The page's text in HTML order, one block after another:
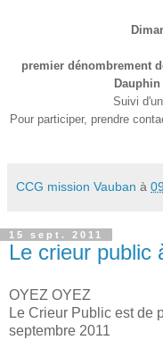
premier dénombrement
Suivi
Pour participer, prendre
CCG mission Vauban à
15 sept. 2011
Le crieur public
OYEZ OYEZ
Le Crieur Public est de
septembre 2011